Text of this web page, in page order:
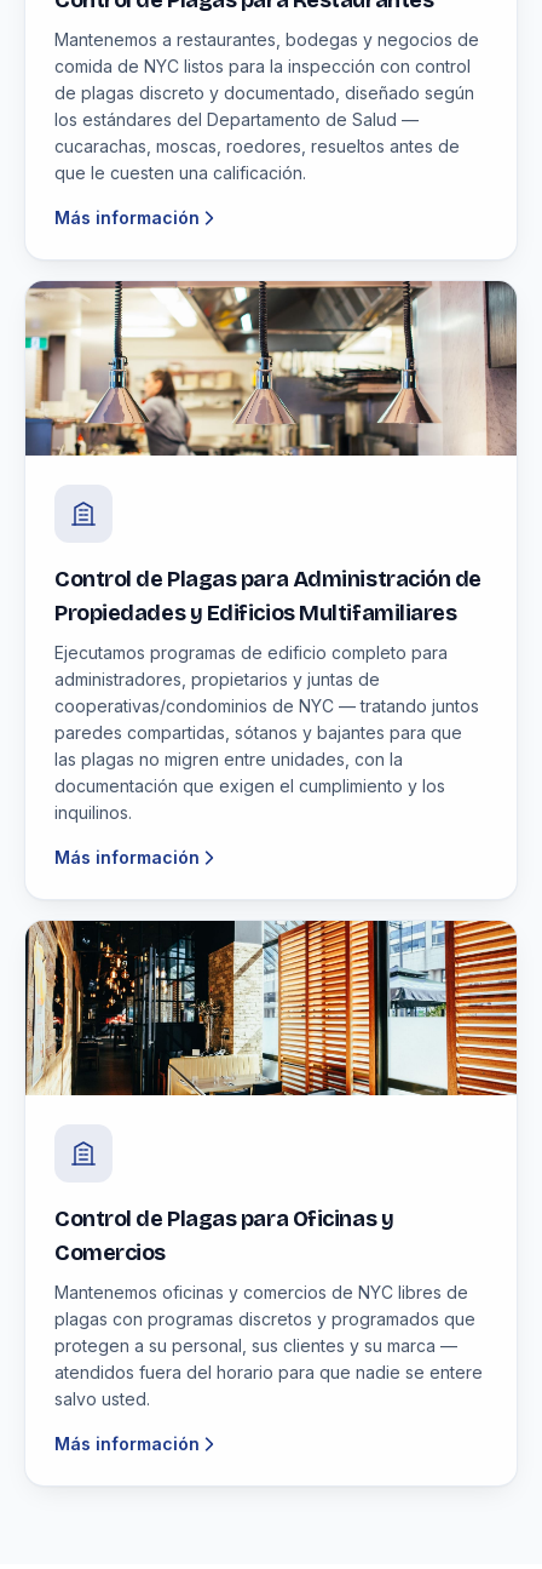
Mantenemos a restaurantes, bodegas y negocios de
comida de NYC listos para la inspección con control
de plagas discreto y documentado, diseñado según
los estándares del Departamento de Salud —
cucarachas, moscas, roedores, resueltos antes de
que le cuesten una calificación.
Más información
Control de Plagas para Administración de
Propiedades y Edificios Multifamiliares
Ejecutamos programas de edificio completo para
administradores, propietarios y juntas de
cooperativas/condominios de NYC — tratando juntos
paredes compartidas, sótanos y bajantes para que
las plagas no migren entre unidades, con la
documentación que exigen el cumplimiento y los
inquilinos.
Más información
Control de Plagas para Oficinas y
Comercios
Mantenemos oficinas y comercios de NYC libres de
plagas con programas discretos y programados que
protegen a su personal, sus clientes y su marca —
atendidos fuera del horario para que nadie se entere
salvo usted.
Más información